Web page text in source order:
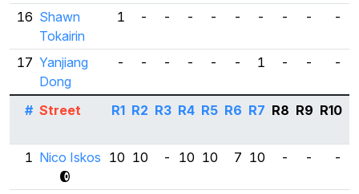
16 Shawn
Tokairin
1 - - - - - - - - -
17 Yanjiang
Dong
- - - - - - 1 - - -
# Street R1 R2 R3 R4 R5 R6 R7 R8 R9 R10
1 Nico Iskos 10 10 - 10 10 7 10 - - -